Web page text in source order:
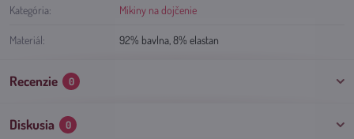
Kategória: Mikiny na dojčenie
Materiál: 92% bavlna, 8% elastan
Recenzie 0
Diskusia 0